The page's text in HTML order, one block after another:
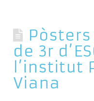
de 3r
l’institut
Viana